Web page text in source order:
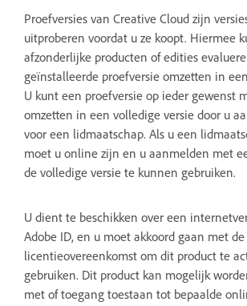
Proefversies van Creative Cloud zijn
uitproberen voordat u ze koopt. Hiermee
afzonderlijke producten of edities
geïnstalleerde proefversie omzetten in
U kunt een proefversie op ieder gewenst
omzetten in een volledige versie door u
voor een lidmaatschap. Als u een
moet u online zijn en u aanmelden met
de volledige versie te kunnen gebruiken.
U dient te beschikken over een
Adobe ID, en u moet akkoord gaan met de
licentieovereenkomst om dit product te
gebruiken. Dit product kan mogelijk
met of toegang toestaan tot bepaalde